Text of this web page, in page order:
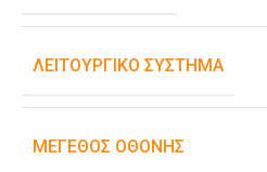
ΛΕΙΤΟΥΡΓΙΚΌ ΣΎΣΤΗΜΑ
ΜΈΓΕΘΟΣ ΟΘΌΝΗΣ